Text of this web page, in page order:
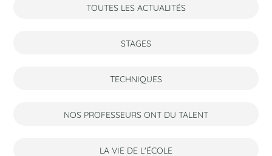
TOUTES LES ACTUALITÉS
STAGES
TECHNIQUES
NOS PROFESSEURS ONT DU TALENT
LA VIE DE L'ÉCOLE